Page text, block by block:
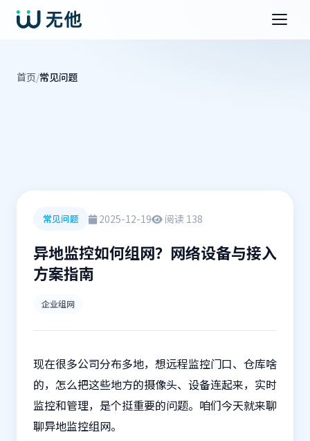
首页/常见问题
常见问题 2025-12-19 阅读 138
异地监控如何组网？网络设备与接入
方案指南
企业组网
现在很多公司分布多地，想远程监控门口、仓库啥
的，怎么把这些地方的摄像头、设备连起来，实时
监控和管理，是个挺重要的问题。咱们今天就来聊
聊异地监控组网。